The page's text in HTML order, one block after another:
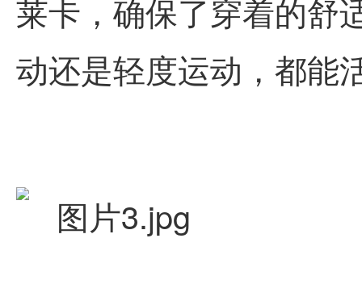
莱卡，确保了穿着的舒
动还是轻度运动，都能